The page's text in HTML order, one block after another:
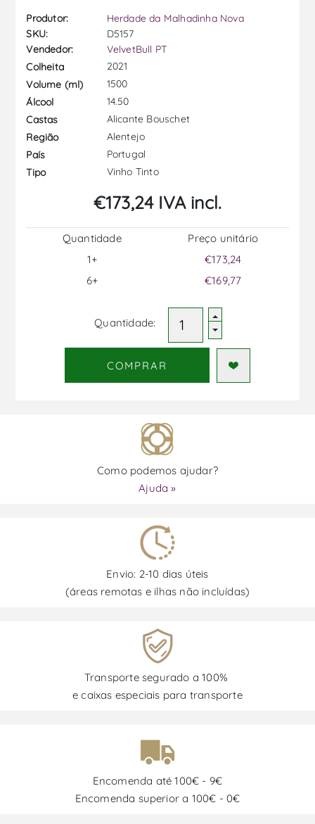
Produtor:
Herdade da Malhadinha Nova
SKU:
D5157
Vendedor:
VelvetBull PT
Colheita
2021
Volume (ml)
1500
Álcool
14.50
Castas
Alicante Bouschet
Região
Alentejo
País
Portugal
Tipo
Vinho Tinto
€173,24 IVA incl.
Quantidade
1+
6+
Preço unitário
€173,24
€169,77
Quantidade:
COMPRAR
Como podemos ajudar?
Ajuda »
Envio: 2-10 dias úteis
(áreas remotas e ilhas não incluídas)
Transporte segurado a 100%
e caixas especiais para transporte
Encomenda até 100€ - 9€
Encomenda superior a 100€ - 0€